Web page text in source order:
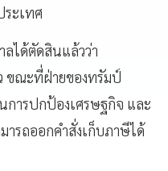
ระเทศ
ลได้ตัดสินแล้วว่า
ขณะที่ฝ่ายของทรัมป์
การปกป้องเศรษฐกิจ และ
ารถออกคำสั่งเก็บภาษีได้